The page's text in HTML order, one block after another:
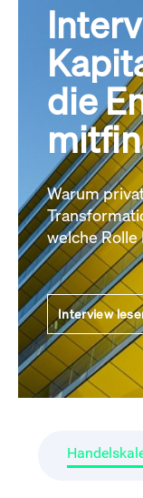
die
Warum
welche
Interview